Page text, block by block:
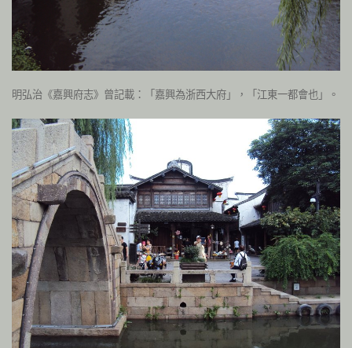
明弘治《嘉興府志》曾記載：「嘉興為浙西大府」，「江東一都會也」。